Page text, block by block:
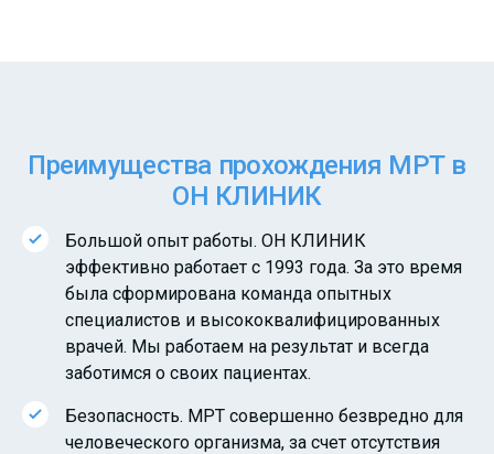
Преимущества прохождения МРТ в
ОН КЛИНИК
Большой опыт работы. ОН КЛИНИК
эффективно работает с 1993 года. За это время
была сформирована команда опытных
специалистов и высококвалифицированных
врачей. Мы работаем на результат и всегда
заботимся о своих пациентах.
Безопасность. МРТ совершенно безвредно для
человеческого организма, за счет отсутствия